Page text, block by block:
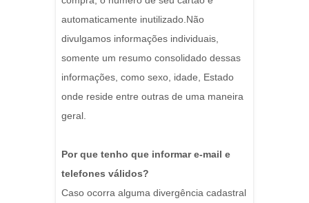
automaticamente inutilizado.Não
divulgamos informações individuais,
somente um resumo consolidado dessas
informações, como sexo, idade, Estado
onde reside entre outras de uma maneira
geral.
Por que tenho que informar e-mail e
telefones válidos?
Caso ocorra alguma divergência cadastral